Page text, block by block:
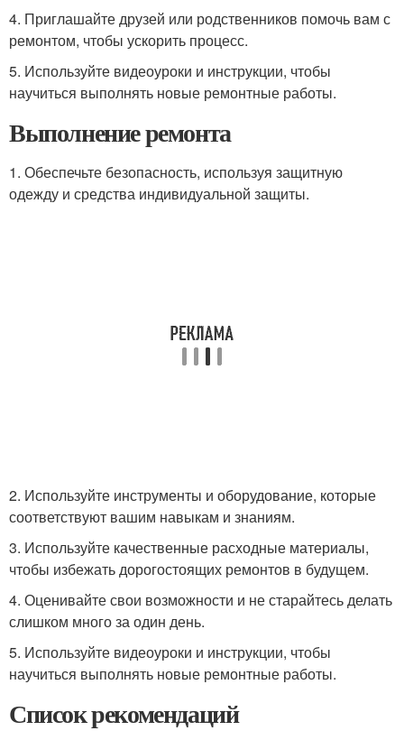
4. Приглашайте друзей или родственников помочь вам с
ремонтом, чтобы ускорить процесс.
5. Используйте видеоуроки и инструкции, чтобы
научиться выполнять новые ремонтные работы.
Выполнение ремонта
1. Обеспечьте безопасность, используя защитную
одежду и средства индивидуальной защиты.
2. Используйте инструменты и оборудование, которые
соответствуют вашим навыкам и знаниям.
3. Используйте качественные расходные материалы,
чтобы избежать дорогостоящих ремонтов в будущем.
4. Оценивайте свои возможности и не старайтесь делать
слишком много за один день.
5. Используйте видеоуроки и инструкции, чтобы
научиться выполнять новые ремонтные работы.
Список рекомендаций